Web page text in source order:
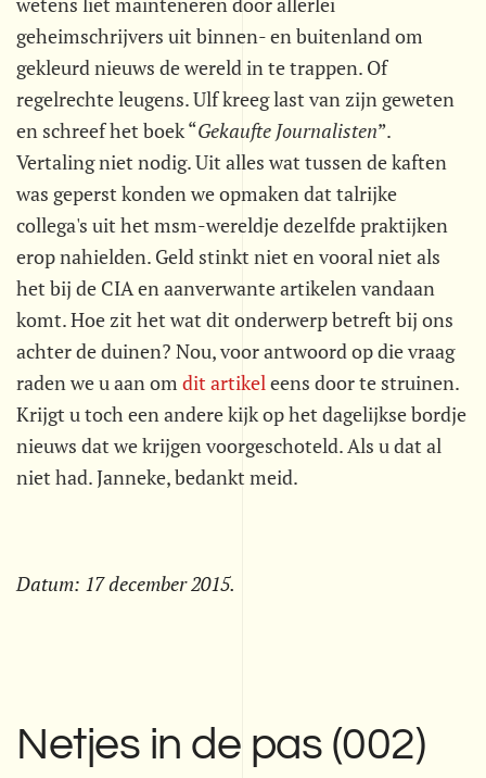
geheimschrijvers uit binnen- en buitenland om
gekleurd nieuws de wereld in te trappen. Of
regelrechte leugens. Ulf kreeg last van zijn geweten
en schreef het boek “Gekaufte Journalisten”.
Vertaling niet nodig. Uit alles wat tussen de kaften
was geperst konden we opmaken dat talrijke
collega's uit het msm-wereldje dezelfde praktijken
erop nahielden. Geld stinkt niet en vooral niet als
het bij de CIA en aanverwante artikelen vandaan
komt. Hoe zit het wat dit onderwerp betreft bij ons
achter de duinen? Nou, voor antwoord op die vraag
raden we u aan om dit artikeleens door te struinen.
Krijgt u toch een andere kijk op het dagelijkse bordje
nieuws dat we krijgen voorgeschoteld. Als u dat al
niet had. Janneke, bedankt meid.
Datum: 17 december 2015.
Netjes in de pas (002)